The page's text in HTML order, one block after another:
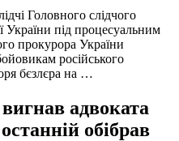
Головного слідчого
України під процесуальним
прокурора України
російського
бєзлєра на …
адвоката
обібрав